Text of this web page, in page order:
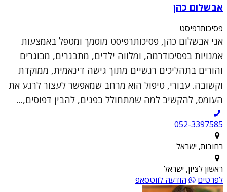
אבשלום כהן
פסיכותרפיסט
אני אבשלום כהן, פסיכותרפיסט מוסמך ומטפל באמצעות
אמנויות בפסיכודרמה, ומלווה ילדים, מתבגרים, מבוגרים
והורים בתהליכים רגשיים מתוך גישה דינאמית, ממוקדת
וקשובה. עבורי, טיפול הוא מרחב שמאפשר לעצור לרגע את
העומס, להקשיב למה שמתחולל בפנים, להבין דפוסים,...
052-3397585
רחובות, ישראל
ראשון לציון, ישראל
לפרטים
הודעה לווטסאפ